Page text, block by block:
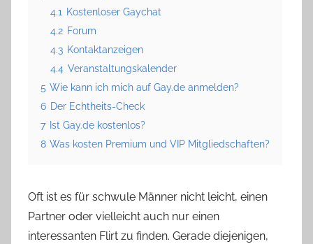
4.1 Kostenloser Gaychat
4.2 Forum
4.3 Kontaktanzeigen
4.4 Veranstaltungskalender
5 Wie kann ich mich auf Gay.de anmelden?
6 Der Echtheits-Check
7 Ist Gay.de kostenlos?
8 Was kosten Premium und VIP Mitgliedschaften?
Oft ist es für schwule Männer nicht leicht, einen
Partner oder vielleicht auch nur einen
interessanten Flirt zu finden. Gerade diejenigen,